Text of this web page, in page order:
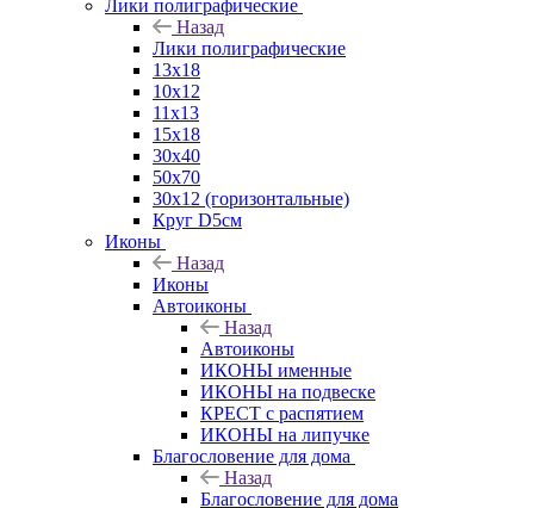
Лики полиграфические
Назад
Лики полиграфические
13x18
10x12
11х13
15х18
30x40
50x70
30x12 (горизонтальные)
Круг D5см
Иконы
Назад
Иконы
Автоиконы
Назад
Автоиконы
ИКОНЫ именные
ИКОНЫ на подвеске
КРЕСТ с распятием
ИКОНЫ на липучке
Благословение для дома
Назад
Благословение для дома